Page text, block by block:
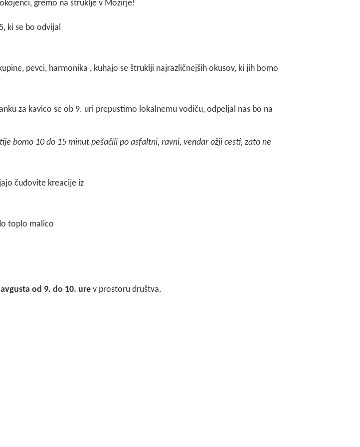
gremo na štruklje v Mozirje!
ki se bo odvijal
pevci, harmonika , kuhajo se štruklji najrazličnejših okusov, ki jih bomo
za kavico se ob 9. uri prepustimo lokalnemu vodiču, odpeljal nas bo na
bomo 10 do 15 minut pešačili po asfaltni, ravni, vendar ožji cesti, zato ne
čudovite kreacije iz
toplo malico
od 9. do 10. ure v prostoru društva.